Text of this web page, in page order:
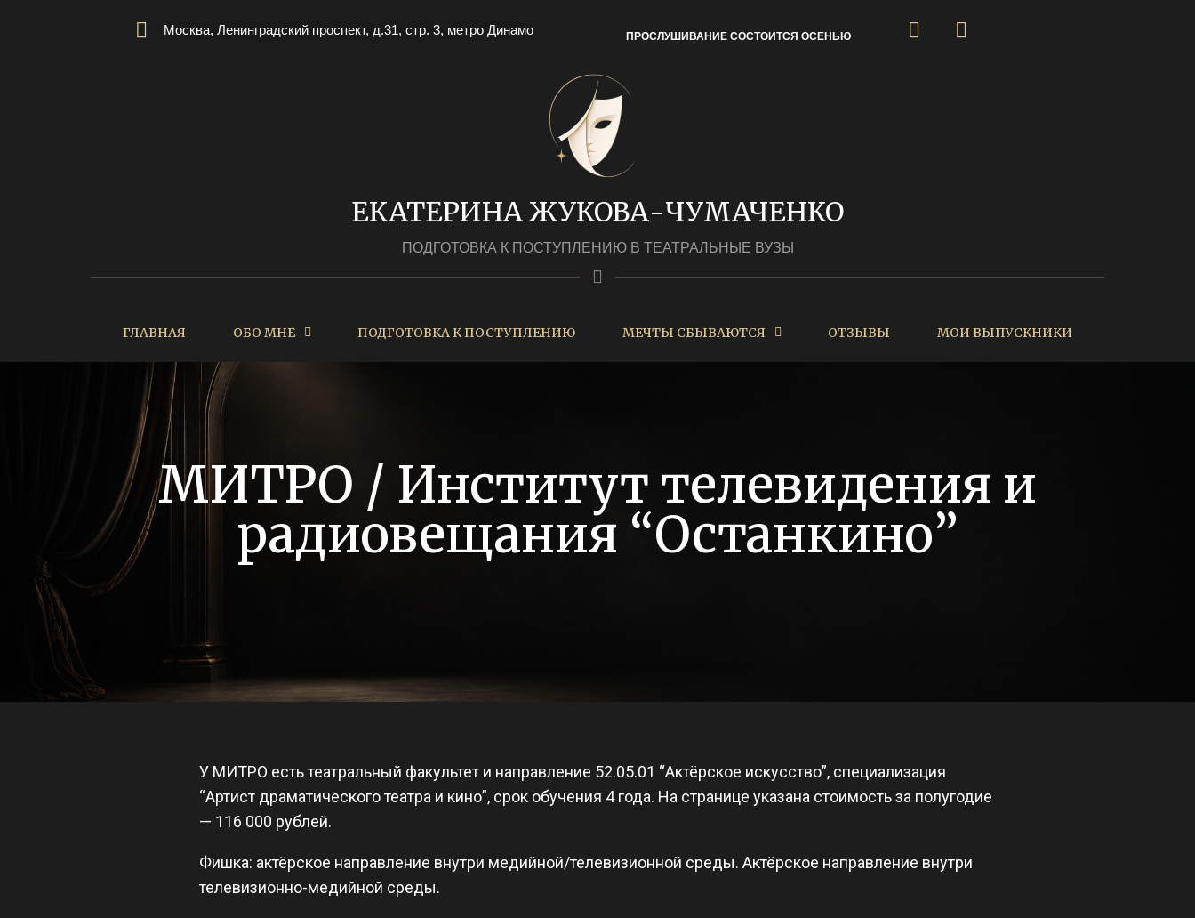
Москва, Ленинградский проспект, д.31, стр. 3, метро Динамо ПРОСЛУШИВАНИЕ СОСТОИТСЯ ОСЕНЬЮ
ЕКАТЕРИНА ЖУКОВА-ЧУМАЧЕНКО
ПОДГОТОВКА К ПОСТУПЛЕНИЮ В ТЕАТРАЛЬНЫЕ ВУЗЫ
ГЛАВНАЯ ОБО МНЕ ПОДГОТОВКА К ПОСТУПЛЕНИЮ МЕЧТЫ СБЫВАЮТСЯ ОТЗЫВЫ МОИ ВЫПУСКНИКИ
МИТРО / Институт телевидения и
радиовещания “Останкино”
У МИТРО есть театральный факультет и направление 52.05.01 “Актёрское искусство”, специализация
“Артист драматического театра и кино”, срок обучения 4 года. На странице указана стоимость за полугодие
— 116 000 рублей.
Фишка: актёрское направление внутри медийной/телевизионной среды. Актёрское направление внутри
телевизионно-медийной среды.